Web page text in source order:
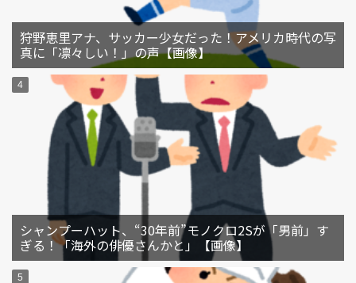
狩野恵里アナ、サッカー少女だった！アメリカ時代の写
真に「凛々しい！」の声【画像】
シャンプーハット、“30年前”モノクロ2Sが「男前」す
ぎる！「海外の俳優さんかと」【画像】